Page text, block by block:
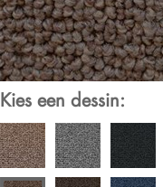
Kies een dessin: